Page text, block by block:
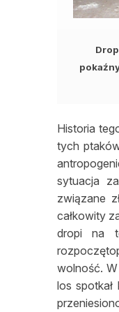
Historia
tych
sytuacja
związane
całkowity
dropi na
wolność.
los